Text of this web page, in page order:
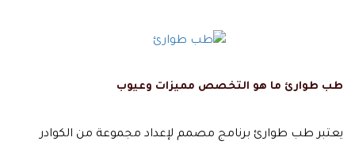
طب طوارئ ما هو التخصص مميزات وعيوب
يعتبر طب طوارئ برنامج مصمم لإعداد مجموعة من الكوادر